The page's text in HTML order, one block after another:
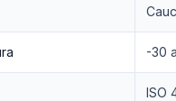
-30
ISO